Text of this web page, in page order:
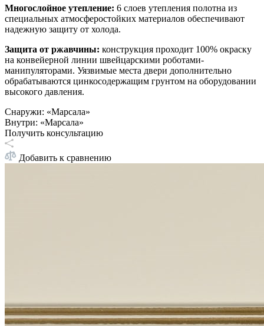
Многослойное утепление: 6 слоев утепления полотна из
специальных атмосферостойких материалов обеспечивают
надежную защиту от холода.
Защита от ржавчины: конструкция проходит 100% окраску
на конвейерной линии швейцарскими роботами-
манипуляторами. Уязвимые места двери дополнительно
обрабатываются цинкосодержащим грунтом на оборудовании
высокого давления.
Снаружи: «Марсала»
Внутри: «Марсала»
Получить консультацию
Добавить к сравнению